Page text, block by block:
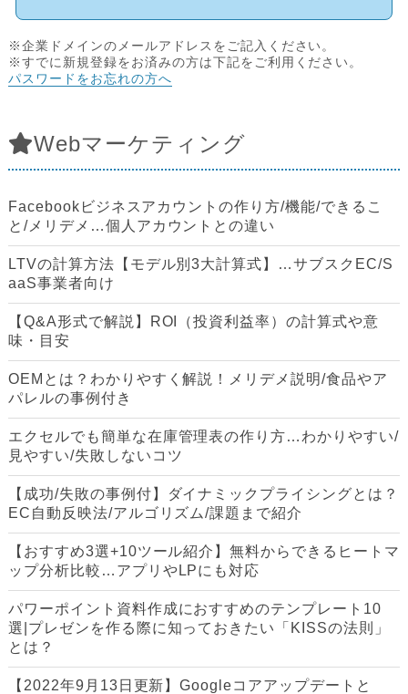
※企業ドメインのメールアドレスをご記入ください。
※すでに新規登録をお済みの方は下記をご利用ください。
パスワードをお忘れの方へ
Webマーケティング
Facebookビジネスアカウントの作り方/機能/できるこ
と/メリデメ…個人アカウントとの違い
LTVの計算方法【モデル別3大計算式】…サブスクEC/S
aaS事業者向け
【Q&A形式で解説】ROI（投資利益率）の計算式や意
味・目安
OEMとは？わかりやすく解説！メリデメ説明/食品やア
パレルの事例付き
エクセルでも簡単な在庫管理表の作り方…わかりやすい/
見やすい/失敗しないコツ
【成功/失敗の事例付】ダイナミックプライシングとは？
EC自動反映法/アルゴリズム/課題まで紹介
【おすすめ3選+10ツール紹介】無料からできるヒートマ
ップ分析比較…アプリやLPにも対応
パワーポイント資料作成におすすめのテンプレート10
選|プレゼンを作る際に知っておきたい「KISSの法則」
とは？
【2022年9月13日更新】Googleコアアップデートと